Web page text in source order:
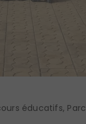
éducatifs,